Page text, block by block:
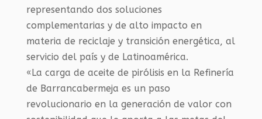
representando dos soluciones
complementarias y de alto impacto en
materia de reciclaje y transición energética, al
servicio del país y de Latinoamérica.
«La carga de aceite de pirólisis en la Refinería
de Barrancabermeja es un paso
revolucionario en la generación de valor con